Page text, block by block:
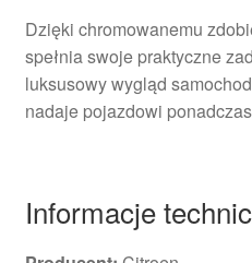
Dzięki chromowanemu
spełnia swoje praktyczne
luksusowy wygląd
nadaje pojazdowi
Informacje